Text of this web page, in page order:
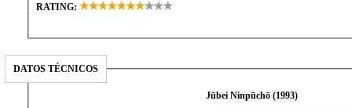
RATING:
DATOS TÉCNICOS
Jūbei Ninpūchō (1993)